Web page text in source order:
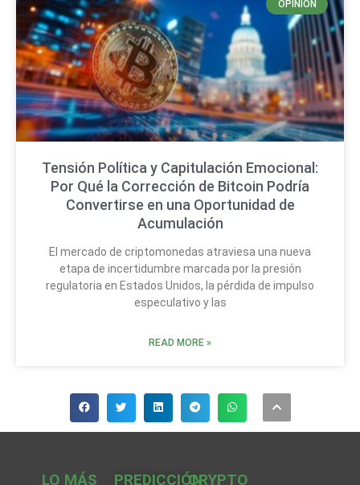
OPINIÓN
Tensión Política y Capitulación Emocional:
Por Qué la Corrección de Bitcoin Podría
Convertirse en una Oportunidad de
Acumulación
El mercado de criptomonedas atraviesa una nueva
etapa de incertidumbre marcada por la presión
regulatoria en Estados Unidos, la pérdida de impulso
especulativo y las
READ MORE »
LO MÁS
PREDICCIÓNCRYPTO